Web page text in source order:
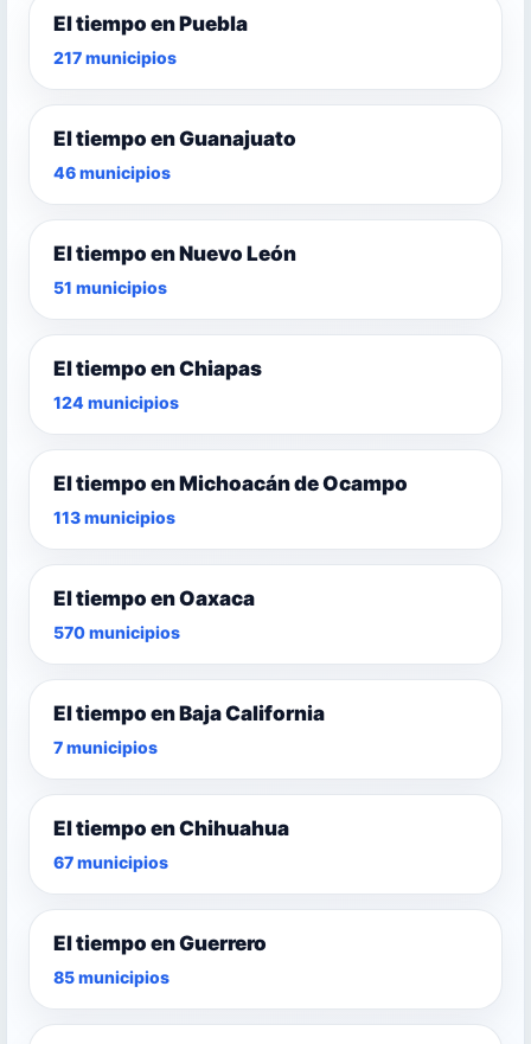
El tiempo en Puebla
217 municipios
El tiempo en Guanajuato
46 municipios
El tiempo en Nuevo León
51 municipios
El tiempo en Chiapas
124 municipios
El tiempo en Michoacán de Ocampo
113 municipios
El tiempo en Oaxaca
570 municipios
El tiempo en Baja California
7 municipios
El tiempo en Chihuahua
67 municipios
El tiempo en Guerrero
85 municipios